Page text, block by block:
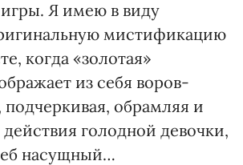
Я имею в виду
мистификацию
когда «золотая»
из себя воров-
обрамляя и
голодной девочки,
насущный…